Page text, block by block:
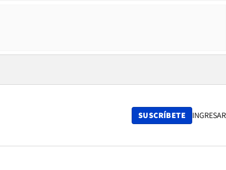
SUSCRÍBETE INGRESAR